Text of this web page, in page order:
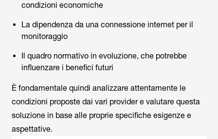
condizioni economiche
La dipendenza da una connessione internet per il
monitoraggio
Il quadro normativo in evoluzione, che potrebbe
influenzare i benefici futuri
È fondamentale quindi analizzare attentamente le
condizioni proposte dai vari provider e valutare questa
soluzione in base alle proprie specifiche esigenze e
aspettative.